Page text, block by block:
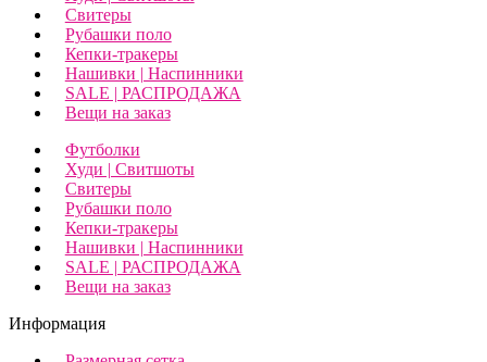
Свитеры
Рубашки поло
Кепки-тракеры
Нашивки | Наспинники
SALE | РАСПРОДАЖА
Вещи на заказ
Футболки
Худи | Свитшоты
Свитеры
Рубашки поло
Кепки-тракеры
Нашивки | Наспинники
SALE | РАСПРОДАЖА
Вещи на заказ
Информация